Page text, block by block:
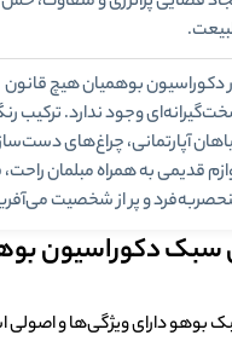
دکوراسیون بوهمیان هیچ قانون
وجود ندارد. ترکیب
آپارتمانی، چراغ‌های
قدیمی به همراه مبلمان
و پر از شخصیت
سبک دکوراسیون
بوهو دارای ویژگی‌ها و اصولی